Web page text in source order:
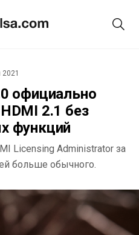
официально
2.1 без
функций
Licensing Administrator за
больше обычного.